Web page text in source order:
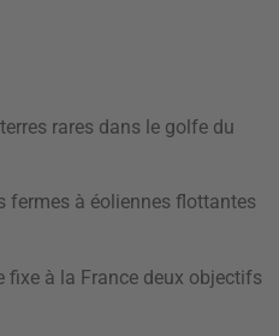
rares dans le golfe du
fermes à éoliennes flottantes
fixe à la France deux objectifs